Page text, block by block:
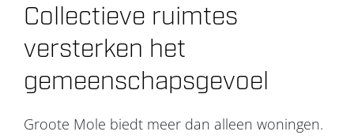
Collectieve ruimtes
versterken het
gemeenschapsgevoel
Groote Mole biedt meer dan alleen woningen.